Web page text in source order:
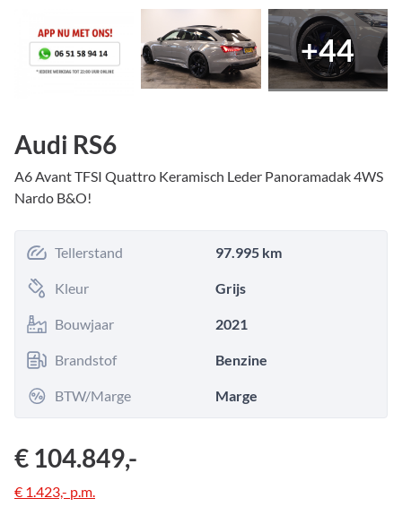
+44
Audi RS6
A6 Avant TFSI Quattro Keramisch Leder Panoramadak 4WS
Nardo B&O!
Tellerstand 97.995 km
Kleur Grijs
Bouwjaar 2021
Brandstof Benzine
BTW/Marge Marge
€ 104.849,-
€ 1.423,- p.m.